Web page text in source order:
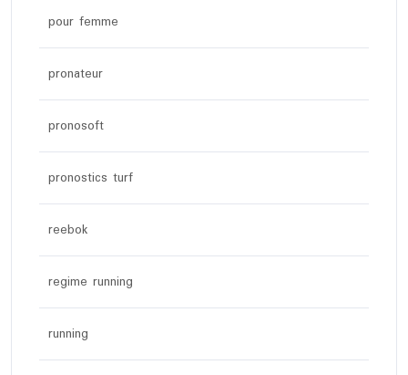
pour femme
pronateur
pronosoft
pronostics turf
reebok
regime running
running